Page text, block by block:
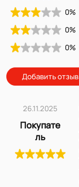
0%
0%
0%
Добавить отзыв
26.11.2025
Покупате
ль